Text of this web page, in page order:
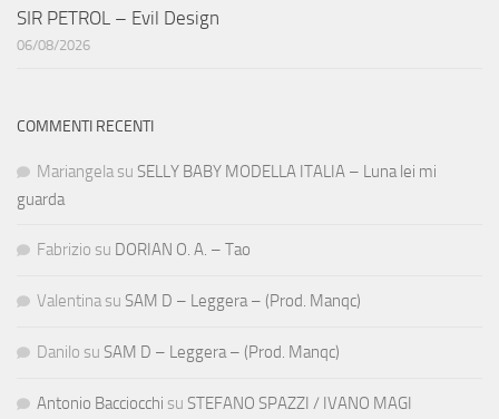
SIR PETROL – Evil Design
06/08/2026
COMMENTI RECENTI
Mariangela su SELLY BABY MODELLA ITALIA – Luna lei mi
guarda
Fabrizio su DORIAN O. A. – Tao
Valentina su SAM D – Leggera – (Prod. Manqc)
Danilo su SAM D – Leggera – (Prod. Manqc)
Antonio Bacciocchi su STEFANO SPAZZI / IVANO MAGI